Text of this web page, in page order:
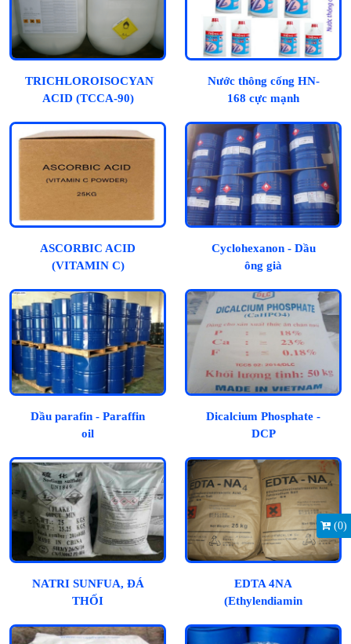
(0)
TRICHLOROISOCYANURIC
ACID (TCCA-90)
Nước thông cống HN-
168 cực mạnh
ASCORBIC ACID
(VITAMIN C)
Cyclohexanon - Dầu
ông già
Dầu parafin - Paraffin
oil
Dicalcium Phosphate -
DCP
NATRI SUNFUA, ĐÁ
THỐI
EDTA 4NA
(Ethylendiamin